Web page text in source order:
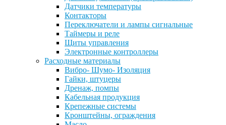
Датчики температуры
Контакторы
Переключатели и лампы сигнальные
Таймеры и реле
Щиты управления
Электронные контроллеры
Расходные материалы
Вибро- Шумо- Изоляция
Гайки, штуцеры
Дренаж, помпы
Кабельная продукция
Крепежные системы
Кронштейны, ограждения